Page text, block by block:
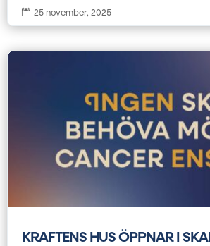
 25 november, 2025
KRAFTENS HUS ÖPPNAR I